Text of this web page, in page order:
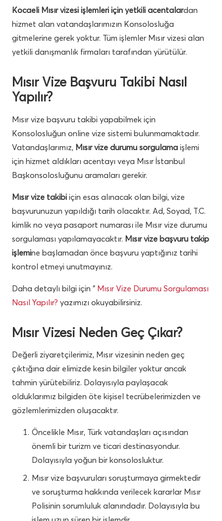
Kocaeli Mısır vizesi işlemleri için yetkili acentalardan
hizmet alan vatandaşlarımızın Konsolosluğa
gitmelerine gerek yoktur. Tüm işlemler Mısır vizesi alan
yetkili danışmanlık firmaları tarafından yürütülür.
Mısır Vize Başvuru Takibi Nasıl
Yapılır?
Mısır vize başvuru takibi yapabilmek için
Konsolosluğun online vize sistemi bulunmamaktadır.
Vatandaşlarımız, Mısır vize durumu sorgulama işlemi
için hizmet aldıkları acentayı veya Mısır İstanbul
Başkonsolosluğunu aramaları gerekir.
Mısır vize takibi için esas alınacak olan bilgi, vize
başvurunuzun yapıldığı tarih olacaktır. Ad, Soyad, T.C.
kimlik no veya pasaport numarası ile Mısır vize durumu
sorgulaması yapılamayacaktır. Mısır vize başvuru takip
işlemine başlamadan önce başvuru yaptığınız tarihi
kontrol etmeyi unutmayınız.
Daha detaylı bilgi için ” Mısır Vize Durumu Sorgulaması
Nasıl Yapılır? yazımızı okuyabilirsiniz.
Mısır Vizesi Neden Geç Çıkar?
Değerli ziyaretçilerimiz, Mısır vizesinin neden geç
çıktığına dair elimizde kesin bilgiler yoktur ancak
tahmin yürütebiliriz. Dolayısıyla paylaşacak
olduklarımız bilgiden öte kişisel tecrübelerimizden ve
gözlemlerimizden oluşacaktır.
Öncelikle Mısır, Türk vatandaşları açısından
önemli bir turizm ve ticari destinasyondur.
Dolayısıyla yoğun bir konsolosluktur.
Mısır vize başvuruları soruşturmaya girmektedir
ve soruşturma hakkında verilecek kararlar Mısır
Polisinin sorumluluk alanındadır. Dolayısıyla bu